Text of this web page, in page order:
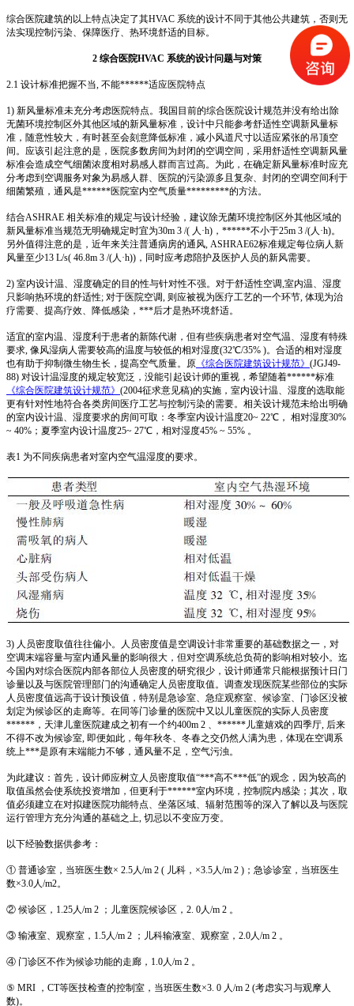
综合医院建筑的以上特点决定了其HVAC 系统的设计不同于其他公共建筑，否则无
法实现控制污染、保障医疗、热环境舒适的目标。
2 综合医院HVAC 系统的设计问题与对策
2.1 设计标准把握不当, 不能******适应医院特点
1) 新风量标准未充分考虑医院特点。我国目前的综合医院设计规范并没有给出除
无菌环境控制区外其他区域的新风量标准，设计中只能参考舒适性空调新风量标
准，随意性较大，有时甚至会刻意降低标准，减小风道尺寸以适应紧张的吊顶空
间。应该引起注意的是，医院多数房间为封闭的空调空间，采用舒适性空调新风量
标准会造成空气细菌浓度相对易感人群而言过高。为此，在确定新风量标准时应充
分考虑到空调服务对象为易感人群、医院的污染源多且复杂、封闭的空调空间利于
细菌繁殖，通风是******医院室内空气质量*********的方法。
结合ASHRAE 相关标准的规定与设计经验，建议除无菌环境控制区外其他区域的
新风量标准当规范无明确规定时宜为30m 3 /( 人·h)，******不小于25m 3 /(人·h)。
另外值得注意的是，近年来关注普通病房的通风, ASHRAE62标准规定每位病人新
风量至少13 L/s( 46.8m 3 /(人·h))，同时应考虑陪护及医护人员的新风需要。
2) 室内设计温、湿度确定的目的性与针对性不强。对于舒适性空调,室内温、湿度
只影响热环境的舒适性; 对于医院空调, 则应被视为医疗工艺的一个环节, 体现为治
疗需要、提高疗效、降低感染，***后才是热环境舒适。
适宜的室内温、湿度利于患者的新陈代谢，但有些疾病患者对空气温、湿度有特殊
要求, 像风湿病人需要较高的温度与较低的相对湿度(32℃/35% )。合适的相对湿度
也有助于抑制微生物生长，提高空气质量。原 《综合医院建筑设计规范》 (JGJ49-
88) 对设计温湿度的规定较宽泛，没能引起设计师的重视，希望随着******标准
《综合医院建筑设计规范》 (2004征求意见稿)的实施，室内设计温、湿度的选取能
更有针对性地符合各类房间医疗工艺与控制污染的需要。相关设计规范未给出明确
的室内设计温、湿度要求的房间可取：冬季室内设计温度20~ 22℃， 相对湿度30%
~ 40%；夏季室内设计温度25~ 27℃，相对湿度45% ~ 55% 。
表1 为不同疾病患者对室内空气温湿度的要求。
3) 人员密度取值往往偏小。人员密度值是空调设计非常重要的基础数据之一，对
空调末端容量与室内通风量的影响很大，但对空调系统总负荷的影响相对较小。迄
今国内对综合医院内部各部位人员密度的研究很少，设计师通常只能根据预计日门
诊量以及与医院管理部门的沟通确定人员密度取值。调查发现医院某些部位的实际
人员密度值远高于设计预设值，特别是急诊室、急症观察室、候诊室、门诊区没被
划定为候诊区的走廊等。在同等门诊量的医院中又以儿童医院的实际人员密度
******，天津儿童医院建成之初有一个约400m 2 、******儿童嬉戏的四季厅, 后来
不得不改为候诊室, 即便如此，每年秋冬、冬春之交仍然人满为患，体现在空调系
统上***是原有末端能力不够，通风量不足，空气污浊。
为此建议：首先，设计师应树立人员密度取值“***高不***低”的观念，因为较高的
取值虽然会使系统投资增加，但更利于******室内环境，控制院内感染；其次，取
值必须建立在对拟建医院功能特点、坐落区域、辐射范围等的深入了解以及与医院
运行管理方充分沟通的基础之上, 切忌以不变应万变。
以下经验数据供参考：
① 普通诊室，当班医生数× 2.5人/m 2 ( 儿科，×3.5人/m 2 )；急诊诊室，当班医生
数×3.0人/m2。
② 候诊区，1.25人/m 2 ；儿童医院候诊区，2. 0人/m 2 。
③ 输液室、观察室，1.5人/m 2 ；儿科输液室、观察室，2.0人/m 2 。
④ 门诊区不作为候诊功能的走廊，1.0人/m 2 。
⑤ MRI ，CT等医技检查的控制室，当班医生数×3. 0 人/m 2 (考虑实习与观摩人
数)。